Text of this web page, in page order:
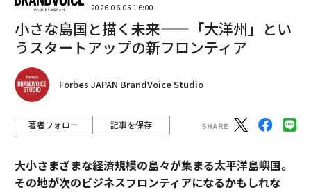
2026.06.05 16:00
小さな島国と描く未来——「大洋州」とい
うスタートアップの新フロンティア
Forbes JAPAN BrandVoice Studio
著者フォロー 記事を保存
大小さまざまな経済規模の島々が集まる太平洋島嶼国。
その地が次のビジネスフロンティアになるかもしれな